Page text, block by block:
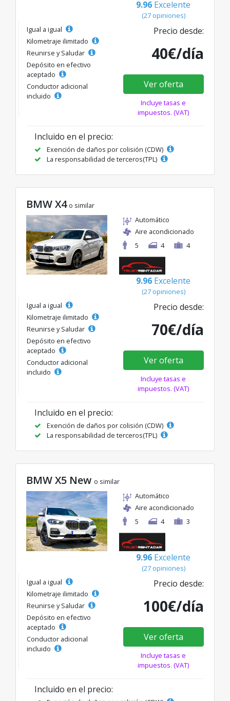
9.96 Excelente
(27 opiniones)
Igual a igual
Kilometraje ilimitado
Reunirse y Saludar
Depósito en efectivo
aceptado
Conductor adicional
incluido
Precio desde:
40€/día
Ver oferta
Incluye tasas e
impuestos. (VAT)
Incluido en el precio:
Exención de daños por colisión (CDW)
La responsabilidad de terceros(TPL)
BMW X4 o similar
Automático
Aire acondicionado
5
4 4
9.96 Excelente
(27 opiniones)
Igual a igual
Kilometraje ilimitado
Reunirse y Saludar
Depósito en efectivo
aceptado
Conductor adicional
incluido
Precio desde:
70€/día
Ver oferta
Incluye tasas e
impuestos. (VAT)
Incluido en el precio:
Exención de daños por colisión (CDW)
La responsabilidad de terceros(TPL)
BMW X5 New o similar
Automático
Aire acondicionado
5
4 3
9.96 Excelente
(27 opiniones)
Igual a igual
Kilometraje ilimitado
Reunirse y Saludar
Depósito en efectivo
aceptado
Conductor adicional
incluido
Precio desde:
100€/día
Ver oferta
Incluye tasas e
impuestos. (VAT)
Incluido en el precio: